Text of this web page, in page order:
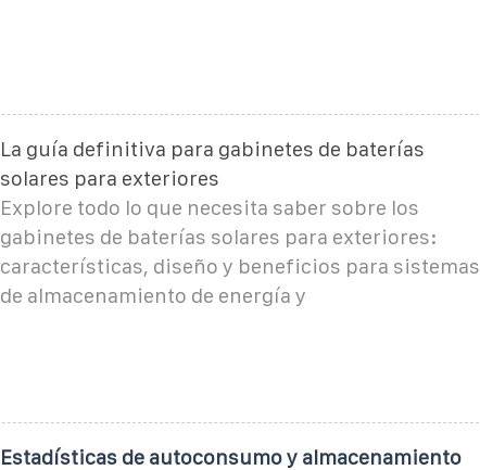
La guía definitiva para gabinetes de baterías
solares para exteriores
Explore todo lo que necesita saber sobre los
gabinetes de baterías solares para exteriores:
características, diseño y beneficios para sistemas
de almacenamiento de energía y
Estadísticas de autoconsumo y almacenamiento